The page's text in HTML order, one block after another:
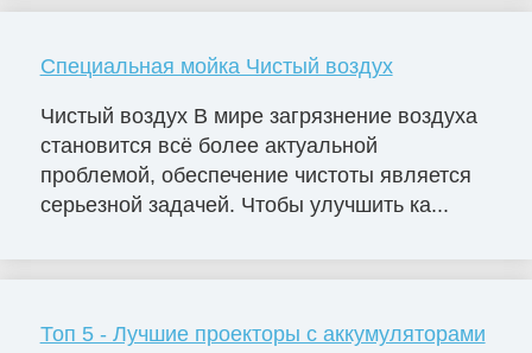
Специальная мойка Чистый воздух
Чистый воздух В мире загрязнение воздуха
становится всё более актуальной
проблемой, обеспечение чистоты является
серьезной задачей. Чтобы улучшить ка...
Топ 5 - Лучшие проекторы с аккумуляторами